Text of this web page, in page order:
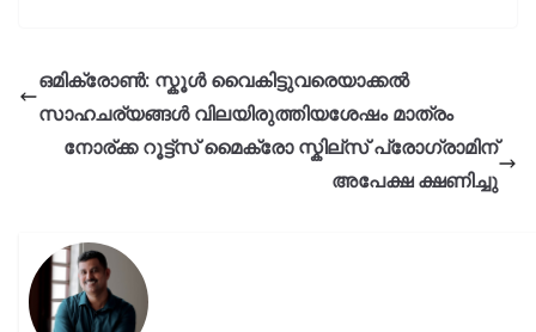
ഒമിക്രോൺ: സ്കൂൾ വൈകിട്ടുവരെയാക്കൽ
സാഹചര്യങ്ങൾ വിലയിരുത്തിയശേഷം മാത്രം
നോര്ക്ക റൂട്ട്സ് മൈക്രോ സ്കില്സ് പ്രോഗ്രാമിന്
അപേക്ഷ ക്ഷണിച്ചു